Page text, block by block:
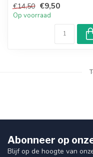
Bioxcin W...
€14,50 €9,50
Op voorraad
Abonneer op
Blijf op de hoogte van